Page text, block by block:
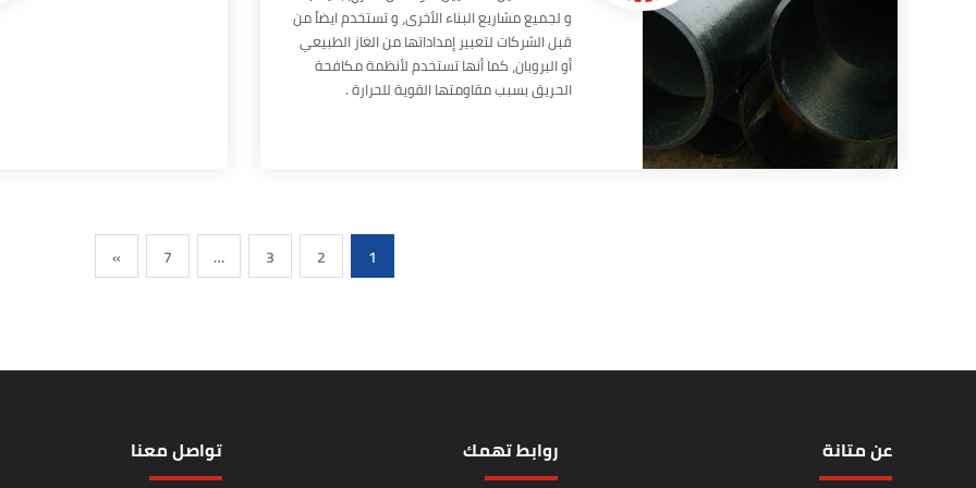
و لجميع مشاريع البناء الأخرى، و تستخدم ايضاً من
قبل الشركات لتعبير إمداداتها من الغاز الطبيعي
أو البروبان، كما أنها تستخدم لأنظمة مكافحة
الحريق بسبب مقاومتها القوية للحرارة .
1
2
3
…
7
»
عن متانة روابط تهمك تواصل معنا